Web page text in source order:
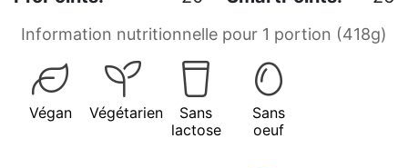
Information nutritionnelle pour 1 portion (418g)
Végan Végétarien
Sans
lactose
Sans
oeuf